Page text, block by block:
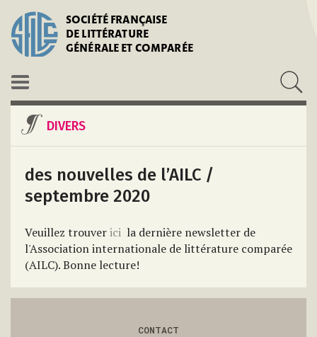
SOCIÉTÉ FRANÇAISE
DE LITTÉRATURE
GÉNÉRALE ET COMPARÉE
DIVERS
des nouvelles de l’AILC /
septembre 2020
Veuillez trouverici la dernière newsletter de
l'Association internationale de littérature comparée
(AILC). Bonne lecture!
CONTACT